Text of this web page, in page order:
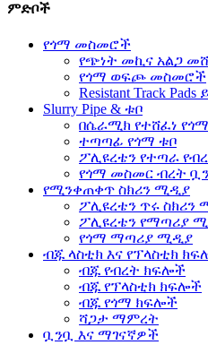
ምድቦች
የጎማ መስመሮች
የጭነት መኪና አልጋ
የጎማ ወፍጮ መስመሮች
Resistant Track Pads
Slurry Pipe & ቱቦ
በሴራሚክ የተሸፈነ
ተጣጣፊ የጎማ ቱቦ
ፖሊዩረቴን የተጣራ
የጎማ መስመር ብረት
የሚንቀጠቀጥ ስክሪን ሚዲያ
ፖሊዩረቴን ጥሩ ስክሪን
ፖሊዩረቴን የማጣሪያ
የጎማ ማጣሪያ ሚዲያ
ብጁ ላስቲክ እና የፕላስቲክ
ብጁ የብረት ክፍሎች
ብጁ የፕላስቲክ ክፍሎች
ብጁ የጎማ ክፍሎች
ሻጋታ ማምረት
ቧንቧ እና ማገናኛዎች